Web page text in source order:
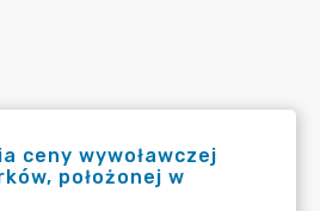
ceny wywoławczej
położonej w